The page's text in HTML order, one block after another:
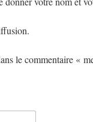
le commentaire «